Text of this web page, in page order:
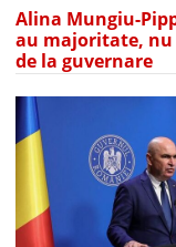
Alina Mungiu-
au majoritate, nu
de la guvernare